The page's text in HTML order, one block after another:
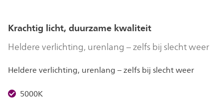
Krachtig licht, duurzame kwaliteit
Heldere verlichting, urenlang – zelfs bij slecht weer
Heldere verlichting, urenlang – zelfs bij slecht weer
5000K